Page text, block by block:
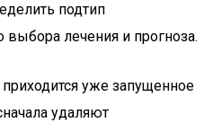
подтип
выбора лечения и прогноза.
уже запущенное
удаляют